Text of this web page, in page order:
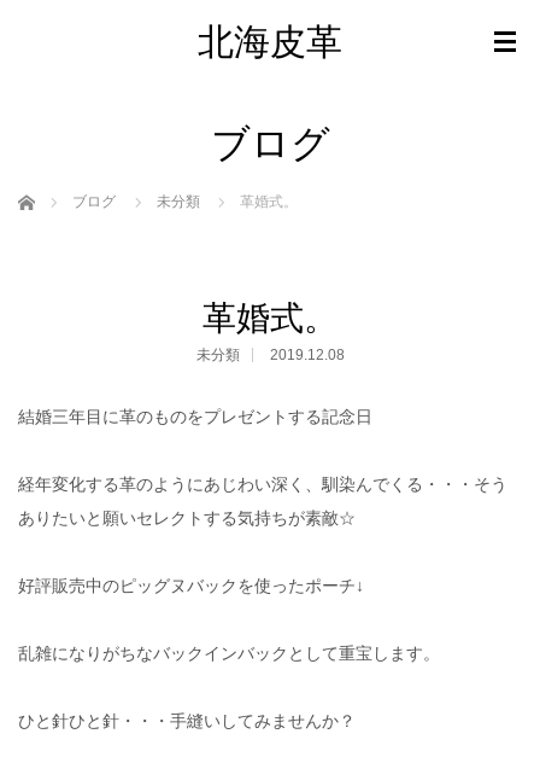
北海皮革
ブログ
ホーム ブログ 未分類 革婚式。
革婚式。
未分類 2019.12.08
結婚三年目に革のものをプレゼントする記念日
経年変化する革のようにあじわい深く、馴染んでくる・・・そう
ありたいと願いセレクトする気持ちが素敵☆
好評販売中のピッグヌバックを使ったポーチ↓
乱雑になりがちなバックインバックとして重宝します。
ひと針ひと針・・・手縫いしてみませんか？